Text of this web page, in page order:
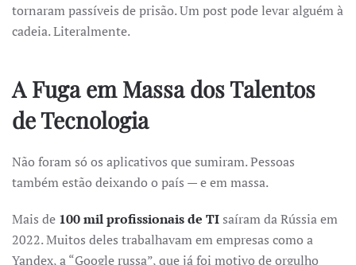
tornaram passíveis de prisão. Um post pode levar alguém à
cadeia. Literalmente.
A Fuga em Massa dos Talentos
de Tecnologia
Não foram só os aplicativos que sumiram. Pessoas
também estão deixando o país — e em massa.
Mais de 100 mil profissionais de TI saíram da Rússia em
2022. Muitos deles trabalhavam em empresas como a
Yandex, a “Google russa”, que já foi motivo de orgulho